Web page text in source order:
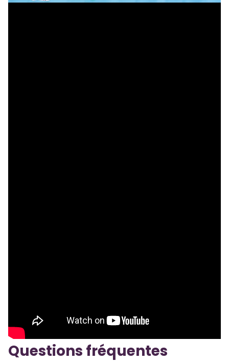
Questions fréquentes